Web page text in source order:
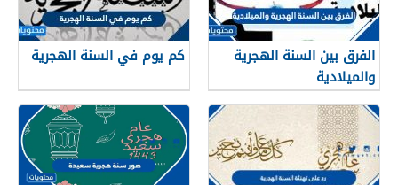
الفرق بين السنة الهجرية
والميلادية
كم يوم في السنة الهجرية